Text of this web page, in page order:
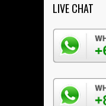
LIVE CHAT